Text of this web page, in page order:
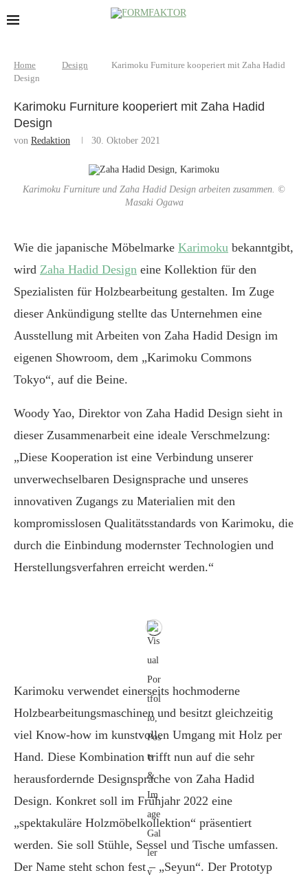
Home Design
Karimoku Furniture kooperiert mit Zaha Hadid
Design
Karimoku Furniture kooperiert mit Zaha Hadid
Design
von Redaktion 30. Oktober 2021
Karimoku Furniture und Zaha Hadid Design arbeiten zusammen. ©
Masaki Ogawa
Wie die japanische Möbelmarke Karimoku bekanntgibt,
wird Zaha Hadid Design eine Kollektion für den
Spezialisten für Holzbearbeitung gestalten. Im Zuge
dieser Ankündigung stellte das Unternehmen eine
Ausstellung mit Arbeiten von Zaha Hadid Design im
eigenen Showroom, dem „Karimoku Commons
Tokyo“, auf die Beine.
Woody Yao, Direktor von Zaha Hadid Design sieht in
dieser Zusammenarbeit eine ideale Verschmelzung:
„Diese Kooperation ist eine Verbindung unserer
unverwechselbaren Designsprache und unseres
innovativen Zugangs zu Materialien mit den
kompromisslosen Qualitätsstandards von Karimoku, die
durch die Einbindung modernster Technologien und
Herstellungsverfahren erreicht werden.“
Karimoku verwendet einerseits hochmoderne
Holzbearbeitungsmaschinen und besitzt gleichzeitig
viel Know-how im kunstvollen Umgang mit Holz per
Hand. Diese Kombination trifft nun auf die sehr
herausfordernde Designsprache von Zaha Hadid
Design. Konkret soll im Frühjahr 2022 eine
„spektakuläre Holzmöbelkollektion“ präsentiert
werden. Sie soll Stühle, Sessel und Tische umfassen.
Der Name steht schon fest – „Seyun“. Der Prototyp